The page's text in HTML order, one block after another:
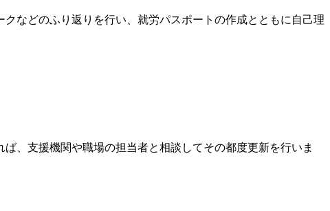
などのふり返りを行い、就労パスポートの作成とともに自己理
、支援機関や職場の担当者と相談してその都度更新を行いま